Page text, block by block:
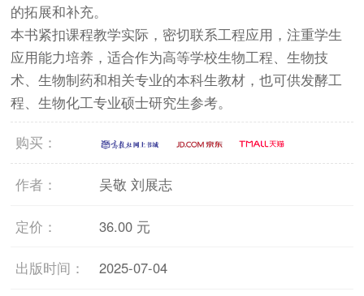
的拓展和补充。
本书紧扣课程教学实际，密切联系工程应用，注重学生
应用能力培养，适合作为高等学校生物工程、生物技
术、生物制药和相关专业的本科生教材，也可供发酵工
程、生物化工专业硕士研究生参考。
购买：
作者： 吴敬 刘展志
定价： 36.00 元
出版时间： 2025-07-04